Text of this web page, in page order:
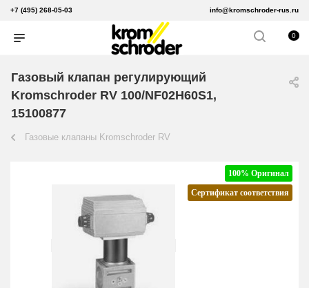
+7 (495) 268-05-03 info@kromschroder-rus.ru
0
Газовый клапан регулирующий
Kromschroder RV 100/NF02H60S1,
15100877
Газовые клапаны Kromschroder RV
100% Оригинал
Сертификат соответствия